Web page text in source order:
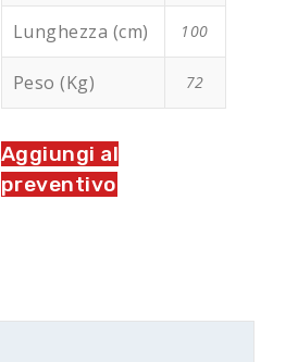
Lunghezza (cm) 100
Peso (Kg) 72
Aggiungi al
preventivo